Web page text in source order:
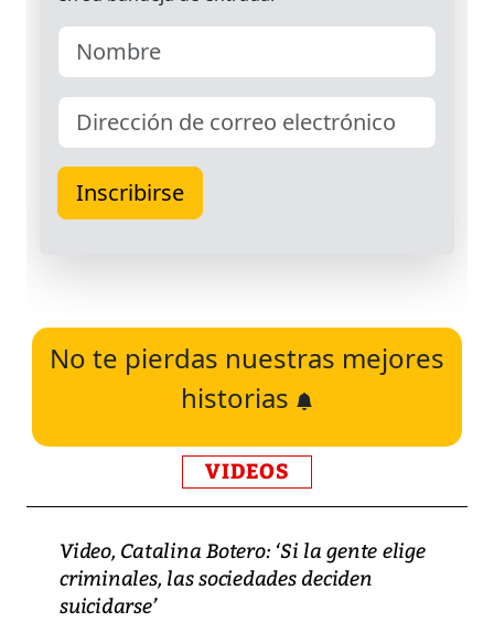
No te pierdas nuestras mejores
historias
VIDEOS
Video, Catalina Botero: ‘Si la gente elige
criminales, las sociedades deciden
suicidarse’